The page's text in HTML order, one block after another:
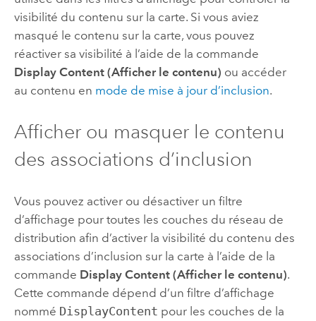
visibilité du contenu sur la carte. Si vous aviez
masqué le contenu sur la carte, vous pouvez
réactiver sa visibilité à l’aide de la commande
Display Content (Afficher le contenu) ou accéder
au contenu en mode de mise à jour d’inclusion.
Afficher ou masquer le contenu
des associations d’inclusion
Vous pouvez activer ou désactiver un filtre
d’affichage pour toutes les couches du réseau de
distribution afin d’activer la visibilité du contenu des
associations d’inclusion sur la carte à l’aide de la
commande Display Content (Afficher le contenu).
Cette commande dépend d’un filtre d’affichage
nommé DisplayContent pour les couches de la